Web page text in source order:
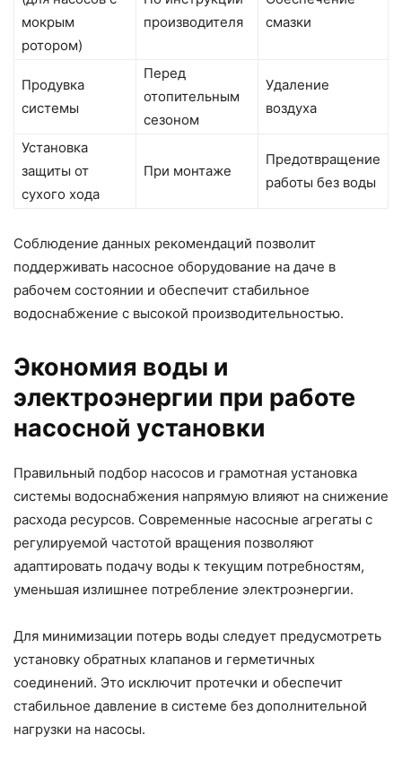
мокрым
ротором)
производителя
смазки
Продувка
системы
Перед
отопительным
сезоном
Удаление
воздуха
Установка
защиты от
сухого хода
При монтаже
Предотвращение
работы без воды
Соблюдение данных рекомендаций позволит
поддерживать насосное оборудование на даче в
рабочем состоянии и обеспечит стабильное
водоснабжение с высокой производительностью.
Экономия воды и
электроэнергии при работе
насосной установки
Правильный подбор насосов и грамотная установка
системы водоснабжения напрямую влияют на снижение
расхода ресурсов. Современные насосные агрегаты с
регулируемой частотой вращения позволяют
адаптировать подачу воды к текущим потребностям,
уменьшая излишнее потребление электроэнергии.
Для минимизации потерь воды следует предусмотреть
установку обратных клапанов и герметичных
соединений. Это исключит протечки и обеспечит
стабильное давление в системе без дополнительной
нагрузки на насосы.